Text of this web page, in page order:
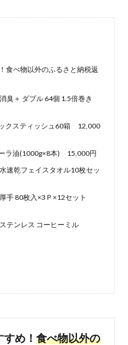
食べ物以外のふるさと納税返
臭＋ ダブル 64個 1.5倍巻き
クスティッシュ60箱 12,000
ラ油(1000g×8本) 15,000円
速乾フェイスタオル10枚セッ
厚手 80枚入×3Ｐ×12セット
テンレス コーヒーミル
すめ！食べ物以外の